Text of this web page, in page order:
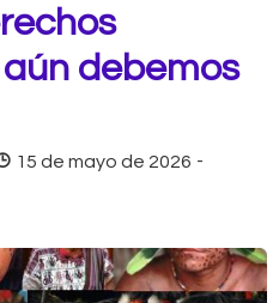
debemos
15 de mayo de 2026 -